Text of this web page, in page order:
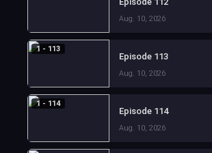
Aug. 10, 2026
1 - 113
Episode 113
Aug. 10, 2026
1 - 114
Episode 114
Aug. 10, 2026